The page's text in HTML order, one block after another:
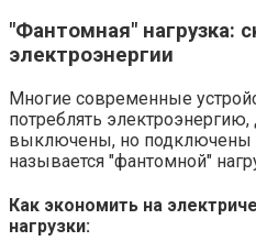
"Фантомная" нагрузка:
электроэнергии
Многие современные
потреблять
выключены, но подключены
называется "фантомной"
Как экономить на
нагрузки: